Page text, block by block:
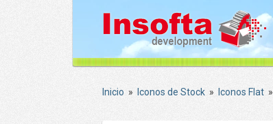
Inicio » Iconos de Stock » Iconos Flat »